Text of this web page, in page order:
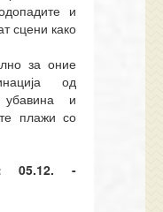
и
сцени како
за оние
од
убавина и
плажи со
05.12. -